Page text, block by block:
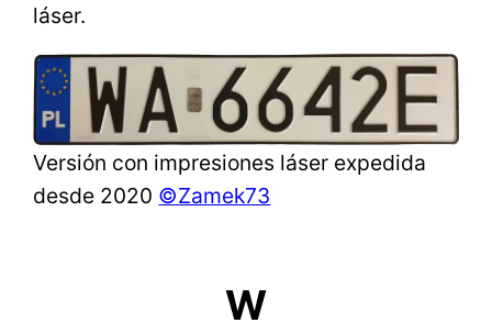
láser.
Versión con impresiones láser expedida
desde 2020 ©Zamek73
W